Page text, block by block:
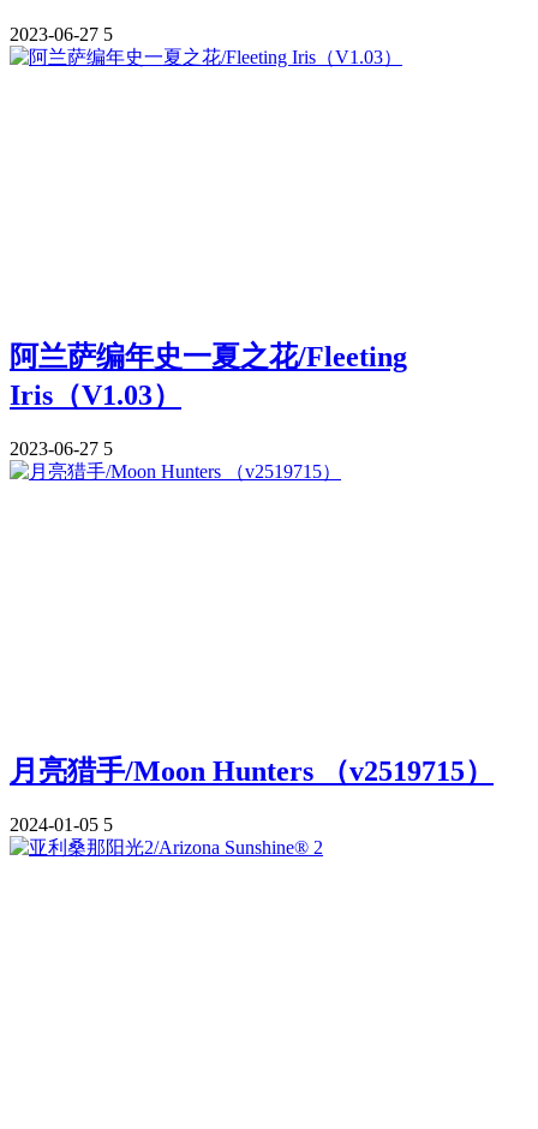
2023-06-27 5
阿兰萨编年史一夏之花/Fleeting
Iris（V1.03）
2023-06-27 5
月亮猎手/Moon Hunters （v2519715）
2024-01-05 5